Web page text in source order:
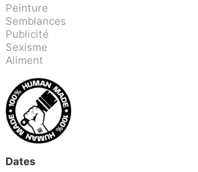
Peinture
Semblances
Publicité
Sexisme
Aliment
Dates